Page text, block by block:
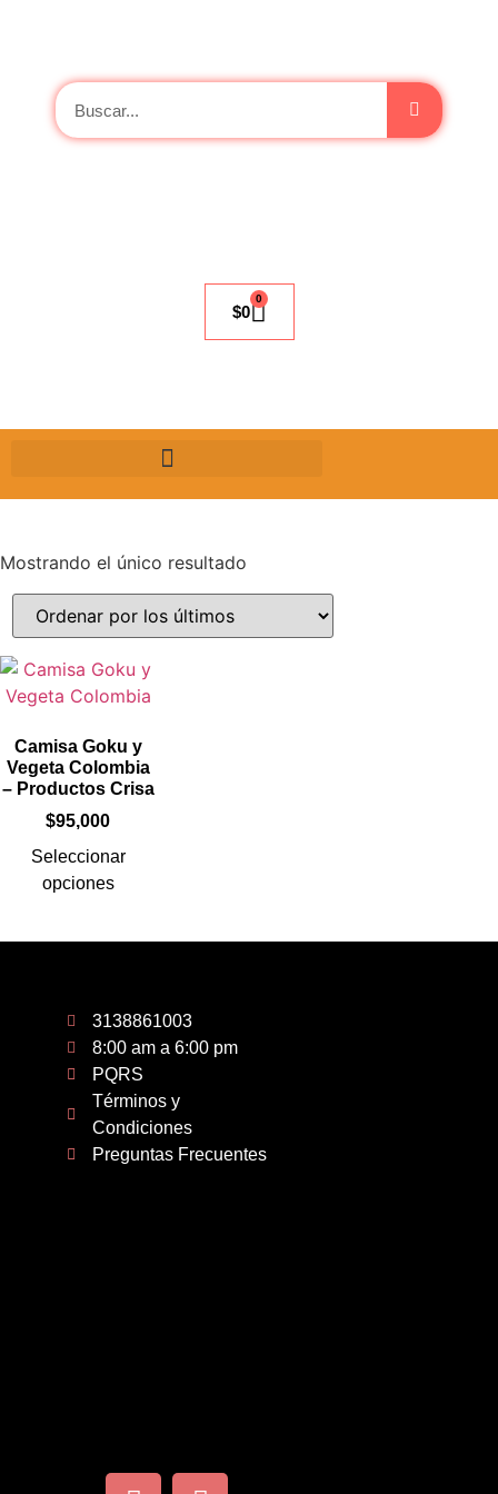
$0
0
Mostrando el único resultado
Camisa Goku y
Vegeta Colombia
– Productos Crisa
$95,000
Seleccionar
opciones
3138861003
8:00 am a 6:00 pm
PQRS
Términos y
Condiciones
Preguntas Frecuentes